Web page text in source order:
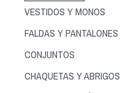
VESTIDOS Y MONOS
FALDAS Y PANTALONES
CONJUNTOS
CHAQUETAS Y ABRIGOS